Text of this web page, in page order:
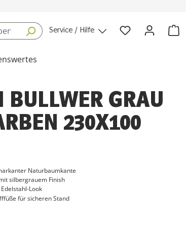
Service / Hilfe
BULLWER GRAU
230X100
Naturbaumkante
silbergrauem Finish
Look
für sicheren Stand